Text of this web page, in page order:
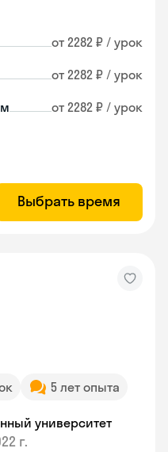
от 2282 ₽ / урок
от 2282 ₽ / урок
от 2282 ₽ / урок
Выбрать время
5 лет опыта
университет
г.